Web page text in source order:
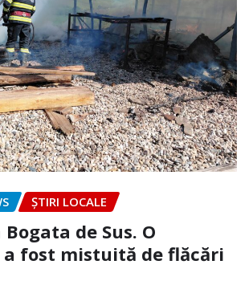
ȘTIRI LOCALE
de Sus. O
a fost mistuită de flăcări